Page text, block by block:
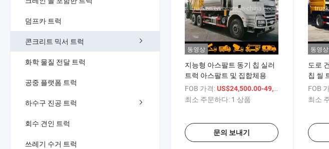
덤프카 트럭
콘크리트 믹서 트럭
화학 물질 전달 트럭
공중 플랫폼 트럭
하수구 진공 트럭
회수 견인 트럭
쓰레기 수거 트럭
동영상
지능형 아스팔트 동기 칩 실러
트럭 아스팔트 및 집합체용
FOB 가격:US$24,500.00-49,850.00
/ 상품
최소 주문하다: 1 상품
문의 보내기
동영상
도로
칩 씰
FOB
최소